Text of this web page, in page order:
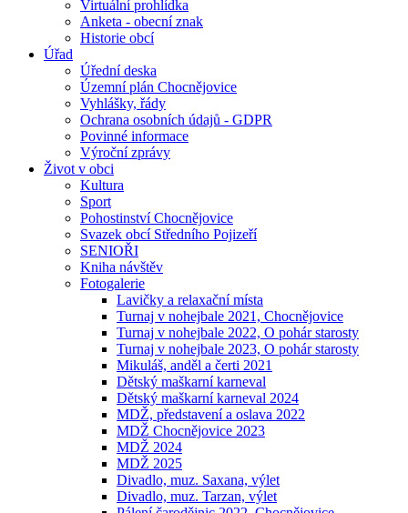
Virtuální prohlídka
Anketa - obecní znak
Historie obcí
Úřad
Úřední deska
Územní plán Chocnějovice
Vyhlášky, řády
Ochrana osobních údajů - GDPR
Povinné informace
Výroční zprávy
Život v obci
Kultura
Sport
Pohostinství Chocnějovice
Svazek obcí Středního Pojizeří
SENIOŘI
Kniha návštěv
Fotogalerie
Lavičky a relaxační místa
Turnaj v nohejbale 2021, Chocnějovice
Turnaj v nohejbale 2022, O pohár starosty
Turnaj v nohejbale 2023, O pohár starosty
Mikuláš, anděl a čerti 2021
Dětský maškarní karneval
Dětský maškarní karneval 2024
MDŽ, představení a oslava 2022
MDŽ Chocnějovice 2023
MDŽ 2024
MDŽ 2025
Divadlo, muz. Saxana, výlet
Divadlo, muz. Tarzan, výlet